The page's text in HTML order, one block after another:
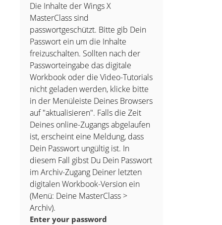
Die Inhalte der Wings X
MasterClass sind
passwortgeschützt. Bitte gib Dein
Passwort ein um die Inhalte
freizuschalten. Sollten nach der
Passworteingabe das digitale
Workbook oder die Video-Tutorials
nicht geladen werden, klicke bitte
in der Menüleiste Deines Browsers
auf "aktualisieren". Falls die Zeit
Deines online-Zugangs abgelaufen
ist, erscheint eine Meldung, dass
Dein Passwort ungültig ist. In
diesem Fall gibst Du Dein Passwort
im Archiv-Zugang Deiner letzten
digitalen Workbook-Version ein
(Menü: Deine MasterClass >
Archiv).
Enter your password